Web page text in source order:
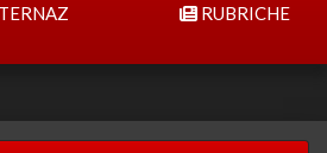
RUBRICHE